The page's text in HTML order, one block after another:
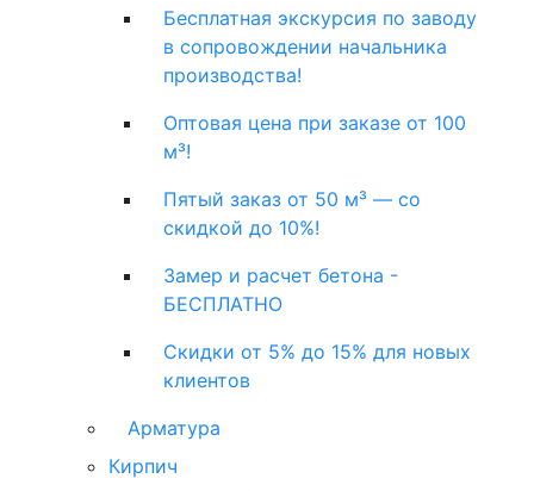
Бесплатная экскурсия по заводу
в сопровождении начальника
производства!
Оптовая цена при заказе от 100
м³!
Пятый заказ от 50 м³ — со
скидкой до 10%!
Замер и расчет бетона -
БЕСПЛАТНО
Скидки от 5% до 15% для новых
клиентов
Арматура
Кирпич